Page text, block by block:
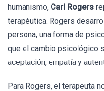
humanismo, Carl Rogers
terapéutica. Rogers
persona, una forma de
que el cambio psicológico
aceptación, empatía y
Para Rogers, el terapeuta